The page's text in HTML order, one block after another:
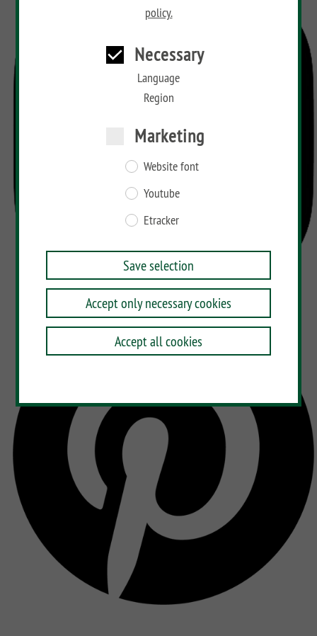
policy.
Necessary
Language
Region
Marketing
Website font
Youtube
Etracker
Save selection
Accept only necessary cookies
Accept all cookies